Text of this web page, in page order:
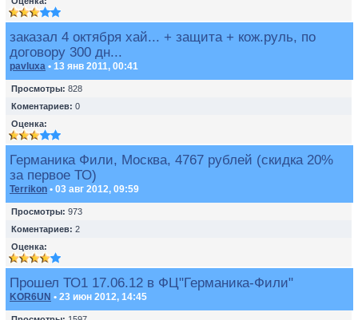
заказал 4 октября хай... + защита + кож.руль, по
договору 300 дн...
pavluxa • 13 янв 2011, 00:41
Просмотры: 828
Коментариев: 0
Оценка:
Германика Фили, Москва, 4767 рублей (скидка 20%
за первое ТО)
Terrikon • 03 авг 2012, 09:59
Просмотры: 973
Коментариев: 2
Оценка:
Прошел ТО1 17.06.12 в ФЦ"Германика-Фили"
KOR6UN • 23 июн 2012, 14:45